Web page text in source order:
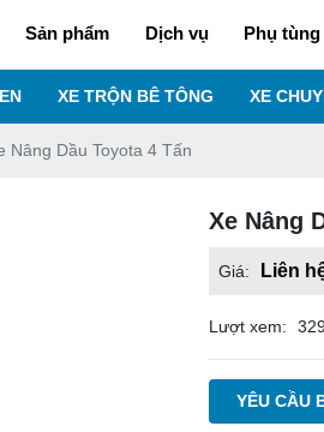
Sản phẩm Dịch vụ Phụ tùng
XE TRỘN BÊ TÔNG XE
Nâng Dầu Toyota 4 Tấn
Xe Nâng
Giá: Liên
Lượt xem:
YÊU CẦU